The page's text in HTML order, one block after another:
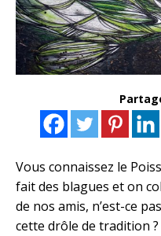
Vous connaissez le
fait des blagues et on
de nos amis, n’est-ce
cette drôle de tradition